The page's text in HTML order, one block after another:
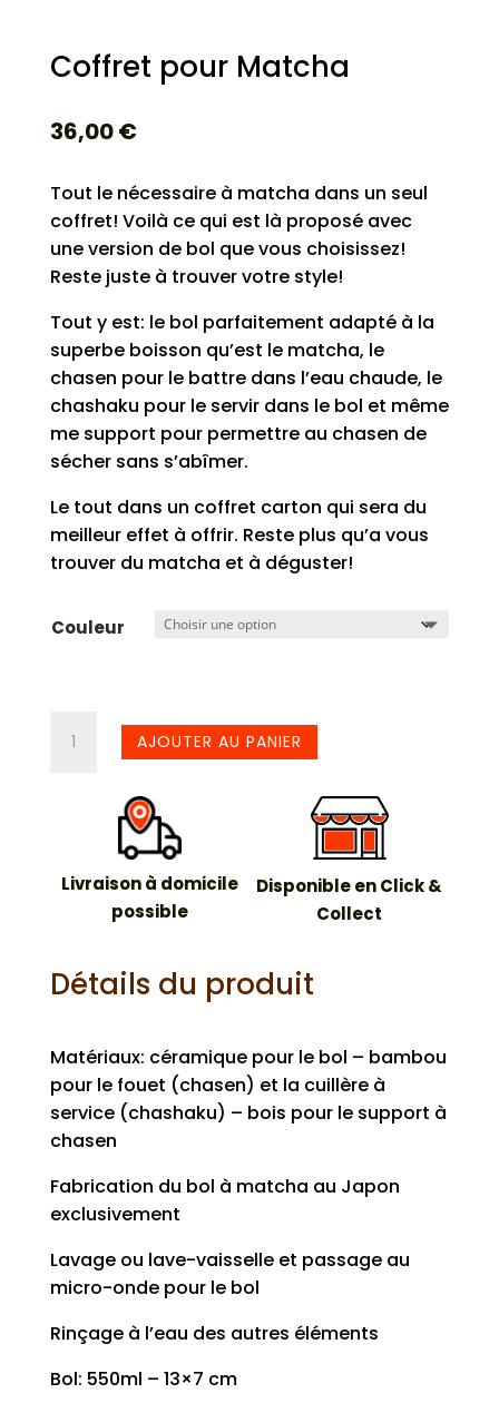
Coffret pour Matcha
36,00€
Tout le nécessaire à matcha dans un seul
coffret! Voilà ce qui est là proposé avec
une version de bol que vous choisissez!
Reste juste à trouver votre style!
Tout y est: le bol parfaitement adapté à la
superbe boisson qu’est le matcha, le
chasen pour le battre dans l’eau chaude, le
chashaku pour le servir dans le bol et même
me support pour permettre au chasen de
sécher sans s’abîmer.
Le tout dans un coffret carton qui sera du
meilleur effet à offrir. Reste plus qu’a vous
trouver du matcha et à déguster!
Couleur
quantité
AJOUTER AU PANIER
Livraison à domicile
possible
Disponible en Click &
Collect
Détails du produit
Matériaux: céramique pour le bol – bambou
pour le fouet (chasen) et la cuillère à
service (chashaku) – bois pour le support à
chasen
Fabrication du bol à matcha au Japon
exclusivement
Lavage ou lave-vaisselle et passage au
micro-onde pour le bol
Rinçage à l’eau des autres éléments
Bol: 550ml – 13×7 cm